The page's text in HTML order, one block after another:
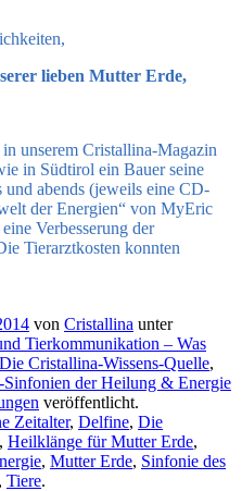
lieben Mutter Erde,
unserem Cristallina-Magazin
in Südtirol ein Bauer seine
abends (jeweils eine CD-
der Energien“ von MyEric
Verbesserung der
Tierarztkosten konnten
von Cristallina unter
Tierkommunikation – Was
Cristallina-Wissens-Quelle,
der Heilung & Energie
veröffentlicht.
Zeitalter, Delfine, Die
, Heilklänge für Mutter Erde,
, Mutter Erde, Sinfonie des
, Tiere.